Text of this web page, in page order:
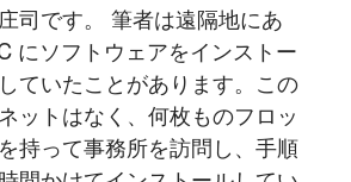
司です。 筆者は遠隔地にあ
にソフトウェアをインストー
ていたことがあります。この
ットはなく、何枚ものフロッ
持って事務所を訪問し、手順